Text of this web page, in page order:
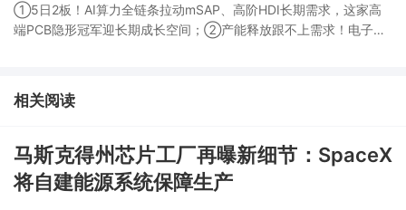
①5日2板！AI算力全链条拉动mSAP、高阶HDI长期需求，这家高
端PCB隐形冠军迎长期成长空间；②产能释放跟不上需求！电子布
价预期暂未被市场定价，王牌自营前瞻捕捉“预期差”，3日大涨
26%。
相关阅读
马斯克得州芯片工厂再曝新细节：SpaceX
将自建能源系统保障生产